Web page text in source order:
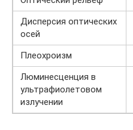
Дисперсия оптических
осей
Плеохроизм
Люминесценция в
ультрафиолетовом
излучении